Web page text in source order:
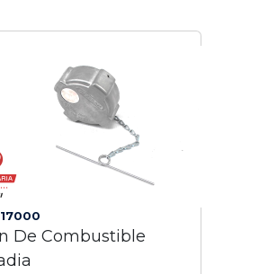
De Combustible